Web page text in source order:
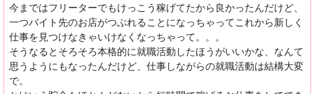
今まではフリーターでもけっこう稼げてたから良かったんだけど、
一つバイト先のお店がつぶれることになっちゃってこれから新しく
仕事を見つけなきゃいけなくなっちゃって。。。
そうなるとそろそろ本格的に就職活動したほうがいいかな、なんて
思うようにもなったんだけど、仕事しながらの就職活動は結構大変
で。